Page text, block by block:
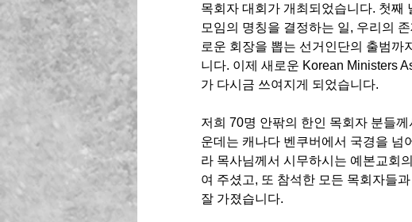
목회자 대회가 개최되었습니다. 첫째
모임의 명칭을 결정하는 일, 우리의
로운 회장을 뽑는 선거인단의 출범까
니다. 이제 새로운 Korean Ministers
가 다시금 쓰여지게 되었습니다.
저희 70명 안팎의 한인 목회자 분들
운데는 캐나다 벤쿠버에서 국경을 넘
라 목사님께서 시무하시는 예본교회
여 주셨고, 또 참석한 모든 목회자들
잘 가졌습니다.